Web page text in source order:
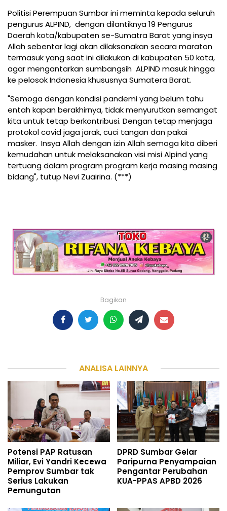
Politisi Perempuan Sumbar ini meminta kepada seluruh
pengurus ALPIND, dengan dilantiknya 19 Pengurus
Daerah kota/kabupaten se-Sumatra Barat yang insya
Allah sebentar lagi akan dilaksanakan secara maraton
termasuk yang saat ini dilakukan di kabupaten 50 kota,
agar mengantarkan sumbangsih ALPIND masuk hingga
ke pelosok Indonesia khususnya Sumatera Barat.
"Semoga dengan kondisi pandemi yang belum tahu
entah kapan berakhirnya, tidak menyurutkan semangat
kita untuk tetap berkontribusi. Dengan tetap menjaga
protokol covid jaga jarak, cuci tangan dan pakai
masker. Insya Allah dengan izin Allah semoga kita diberi
kemudahan untuk melaksanakan visi misi Alpind yang
tertuang dalam program program kerja masing masing
bidang", tutup Nevi Zuairina. (***)
Bagikan
ANALISA LAINNYA
Potensi PAP Ratusan
Miliar, Evi Yandri Kecewa
Pemprov Sumbar tak
Serius Lakukan
Pemungutan
DPRD Sumbar Gelar
Paripurna Penyampaian
Pengantar Perubahan
KUA-PPAS APBD 2026